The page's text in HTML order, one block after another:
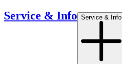
Service & Info Service & Info